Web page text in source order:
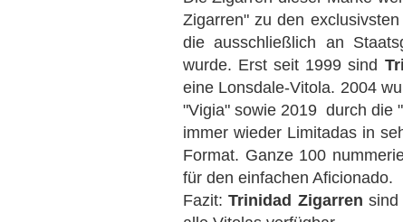
Zigarren" zu den
die ausschließlich an
wurde. Erst seit 1999 sind
eine Lonsdale-Vitola. 2004
"Vigia" sowie 2019 durch die
immer wieder Limitadas in
Format. Ganze 100
für den einfachen Aficionado.
Fazit:Trinidad Zigarren sind